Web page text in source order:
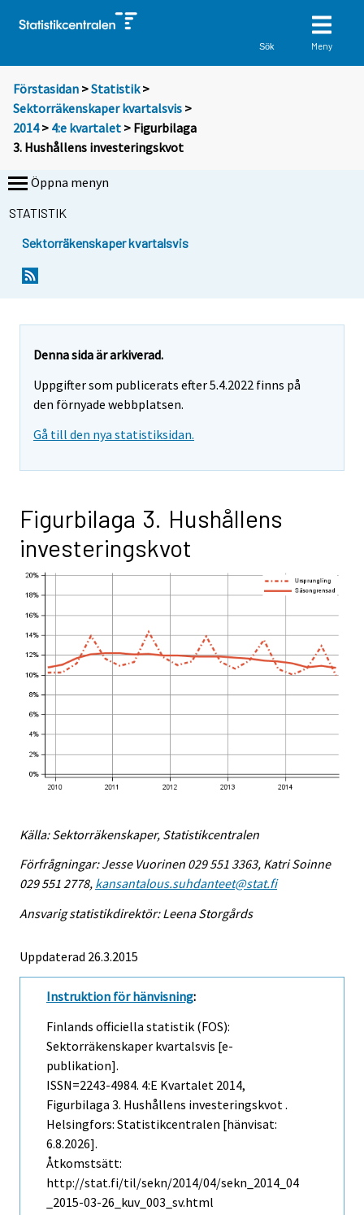
Sök Meny
Förstasidan >Statistik >
Sektorräkenskaper kvartalsvis >
2014> 4:e kvartalet > Figurbilaga
3. Hushållens investeringskvot
Öppna menyn
STATISTIK
Sektorräkenskaper kvartalsvis
Denna sida är arkiverad.
Uppgifter som publicerats efter 5.4.2022 finns på
den förnyade webbplatsen.
Gå till den nya statistiksidan.
Figurbilaga 3. Hushållens
investeringskvot
Källa: Sektorräkenskaper, Statistikcentralen
Förfrågningar: Jesse Vuorinen 029 551 3363, Katri Soinne
029 551 2778, kansantalous.suhdanteet@stat.fi
Ansvarig statistikdirektör: Leena Storgårds
Uppdaterad 26.3.2015
Instruktion för hänvisning:
Finlands officiella statistik (FOS):
Sektorräkenskaper kvartalsvis [e-
publikation].
ISSN=2243-4984. 4:e Kvartalet 2014,
Figurbilaga 3. Hushållens investeringskvot .
Helsingfors: Statistikcentralen [hänvisat:
6.8.2026].
Åtkomstsätt:
http://stat.fi/til/sekn/2014/04/sekn_2014_04
_2015-03-26_kuv_003_sv.html